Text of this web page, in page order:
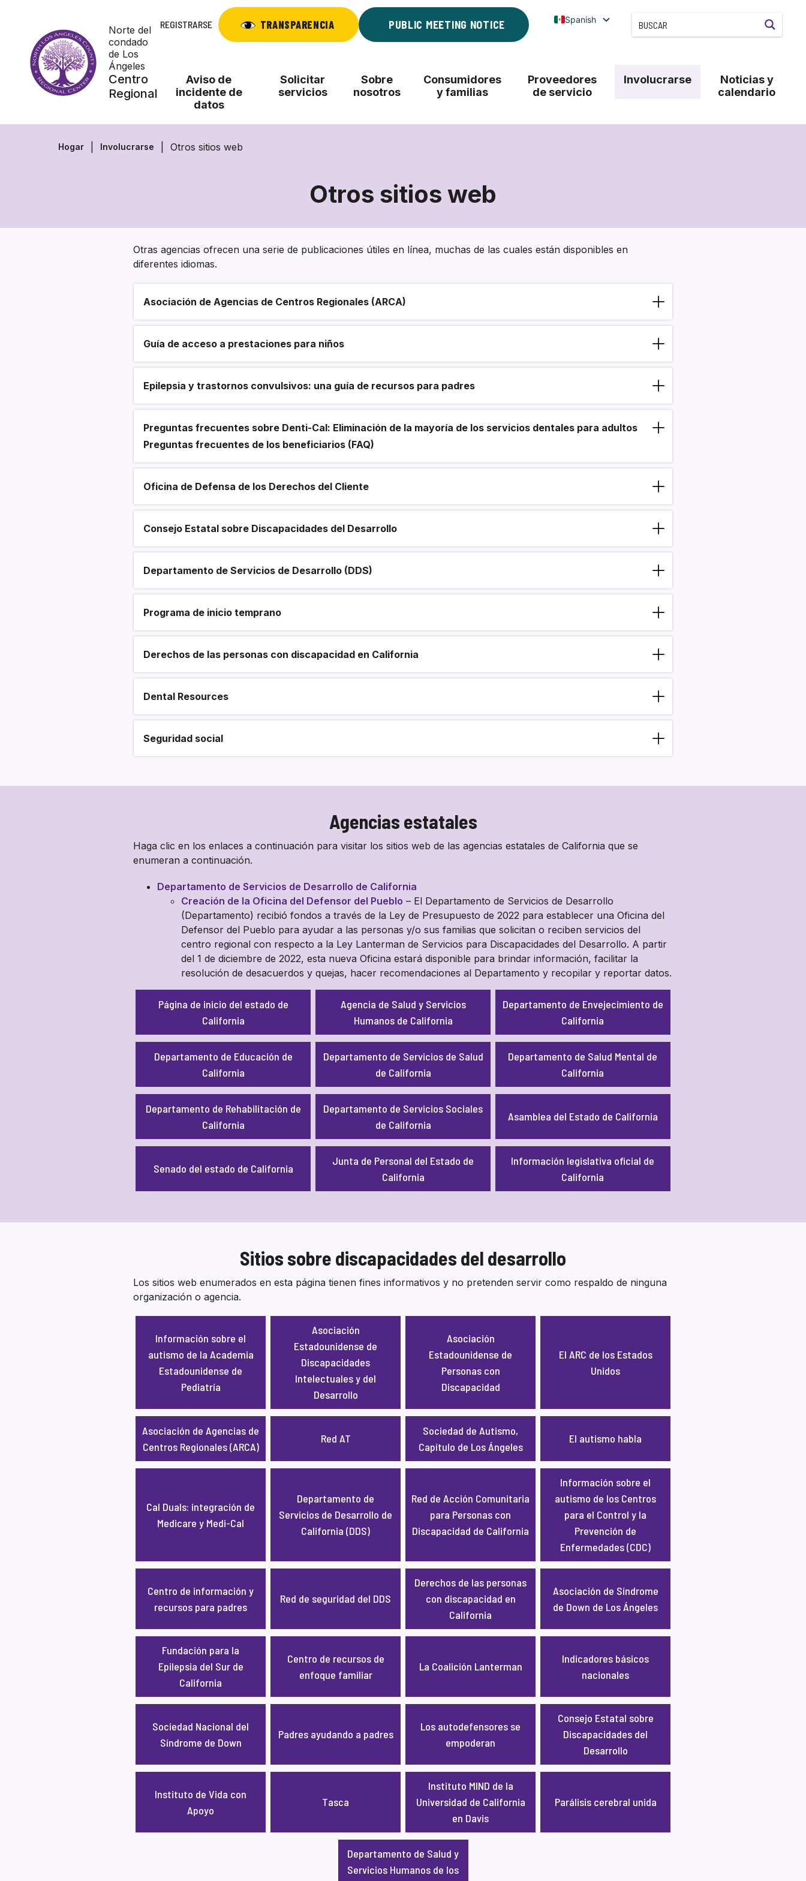
Norte del
condado
de Los
Ángeles
Centro
Regional
REGISTRARSE TRANSPARENCIA PUBLIC MEETING NOTICE Spanish
Aviso de
incidente de
datos
Solicitar
servicios
Sobre
nosotros
Consumidores
y familias
Proveedores
de servicio
Involucrarse
Noticias y
calendario
Hogar Involucrarse Otros sitios web
Otros sitios web
Otros
sitios
web
Otras agencias ofrecen una serie de publicaciones útiles en línea, muchas de las cuales están disponibles en
diferentes idiomas.
Section heading
Asociación de Agencias de Centros Regionales (ARCA)
Guía de acceso a prestaciones para niños
Epilepsia y trastornos convulsivos: una guía de recursos para padres
Preguntas frecuentes sobre Denti-Cal: Eliminación de la mayoría de los servicios dentales para adultos
Preguntas frecuentes de los beneficiarios (FAQ)
Oficina de Defensa de los Derechos del Cliente
Consejo Estatal sobre Discapacidades del Desarrollo
Departamento de Servicios de Desarrollo (DDS)
Programa de inicio temprano
Derechos de las personas con discapacidad en California
Dental Resources
Seguridad social
Agencias estatales
Haga clic en los enlaces a continuación para visitar los sitios web de las agencias estatales de California que se
enumeran a continuación.
Departamento de Servicios de Desarrollo de California
Creación de la Oficina del Defensor del Pueblo – El Departamento de Servicios de Desarrollo
(Departamento) recibió fondos a través de la Ley de Presupuesto de 2022 para establecer una Oficina del
Defensor del Pueblo para ayudar a las personas y/o sus familias que solicitan o reciben servicios del
centro regional con respecto a la Ley Lanterman de Servicios para Discapacidades del Desarrollo. A partir
del 1 de diciembre de 2022, esta nueva Oficina estará disponible para brindar información, facilitar la
resolución de desacuerdos y quejas, hacer recomendaciones al Departamento y recopilar y reportar datos.
Página de inicio del estado de
California
Agencia de Salud y Servicios
Humanos de California
Departamento de Envejecimiento de
California
Departamento de Educación de
California
Departamento de Servicios de Salud
de California
Departamento de Salud Mental de
California
Departamento de Rehabilitación de
California
Departamento de Servicios Sociales
de California
Asamblea del Estado de California
Senado del estado de California
Junta de Personal del Estado de
California
Información legislativa oficial de
California
Sitios sobre discapacidades del desarrollo
Los sitios web enumerados en esta página tienen fines informativos y no pretenden servir como respaldo de ninguna
organización o agencia.
Información sobre el
autismo de la Academia
Estadounidense de
Pediatría
Asociación
Estadounidense de
Discapacidades
Intelectuales y del
Desarrollo
Asociación
Estadounidense de
Personas con
Discapacidad
El ARC de los Estados
Unidos
Asociación de Agencias de
Centros Regionales (ARCA)
Red AT
Sociedad de Autismo,
Capítulo de Los Ángeles
El autismo habla
Cal Duals: integración de
Medicare y Medi-Cal
Departamento de
Servicios de Desarrollo de
California (DDS)
Red de Acción Comunitaria
para Personas con
Discapacidad de California
Información sobre el
autismo de los Centros
para el Control y la
Prevención de
Enfermedades (CDC)
Centro de información y
recursos para padres
Red de seguridad del DDS
Derechos de las personas
con discapacidad en
California
Asociación de Síndrome
de Down de Los Ángeles
Fundación para la
Epilepsia del Sur de
California
Centro de recursos de
enfoque familiar
La Coalición Lanterman
Indicadores básicos
nacionales
Sociedad Nacional del
Síndrome de Down
Padres ayudando a padres
Los autodefensores se
empoderan
Consejo Estatal sobre
Discapacidades del
Desarrollo
Instituto de Vida con
Apoyo
Tasca
Instituto MIND de la
Universidad de California
en Davis
Parálisis cerebral unida
Departamento de Salud y
Servicios Humanos de los